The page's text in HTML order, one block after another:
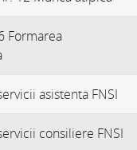
Formarea
asistenta FNSI
consiliere FNSI